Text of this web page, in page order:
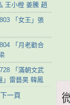
王小橙 姜騰 趙
「女王」張
「月老勸合
「滿朝文武
」雷藝昊 韓鳳
下一頁